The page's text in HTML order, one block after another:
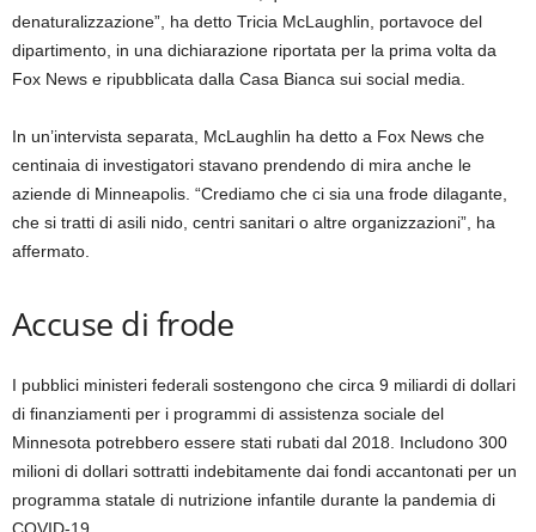
denaturalizzazione”, ha detto Tricia McLaughlin, portavoce del
dipartimento, in una dichiarazione riportata per la prima volta da
Fox News e ripubblicata dalla Casa Bianca sui social media.
In un’intervista separata, McLaughlin ha detto a Fox News che
centinaia di investigatori stavano prendendo di mira anche le
aziende di Minneapolis. “Crediamo che ci sia una frode dilagante,
che si tratti di asili nido, centri sanitari o altre organizzazioni”, ha
affermato.
Accuse di frode
I pubblici ministeri federali sostengono che circa 9 miliardi di dollari
di finanziamenti per i programmi di assistenza sociale del
Minnesota potrebbero essere stati rubati dal 2018. Includono 300
milioni di dollari sottratti indebitamente dai fondi accantonati per un
programma statale di nutrizione infantile durante la pandemia di